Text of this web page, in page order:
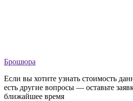
Брошюра
Если вы хотите узнать стоимость
есть другие вопросы — оставьте
ближайшее время